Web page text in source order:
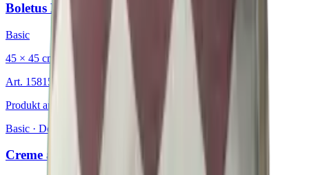
Boletus Brown
Basic
45 × 45 cm
Art. 15815530
Produkt ansehen
Basic · Dekokissen
Creme au Lait